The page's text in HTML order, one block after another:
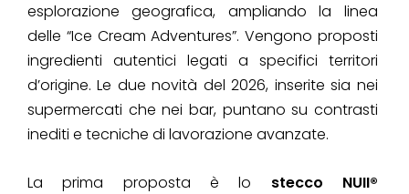
esplorazione geografica, ampliando la linea
delle “Ice Cream Adventures”. Vengono proposti
ingredienti autentici legati a specifici territori
d’origine. Le due novità del 2026, inserite sia nei
supermercati che nei bar, puntano su contrasti
inediti e tecniche di lavorazione avanzate.
La prima proposta è lo stecco NUII®